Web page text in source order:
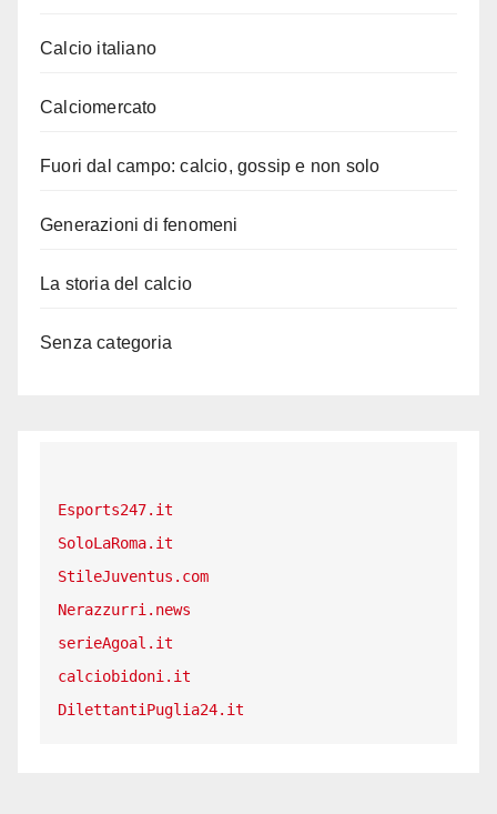
Calcio italiano
Calciomercato
Fuori dal campo: calcio, gossip e non solo
Generazioni di fenomeni
La storia del calcio
Senza categoria
Esports247.it
SoloLaRoma.it
StileJuventus.com
Nerazzurri.news
serieAgoal.it
calciobidoni.it
DilettantiPuglia24.it